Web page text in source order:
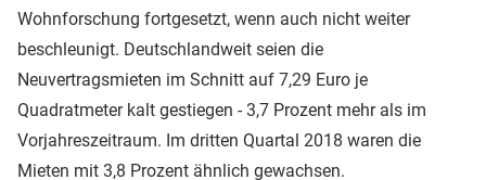
Wohnforschung fortgesetzt, wenn auch nicht weiter
beschleunigt. Deutschlandweit seien die
Neuvertragsmieten im Schnitt auf 7,29 Euro je
Quadratmeter kalt gestiegen - 3,7 Prozent mehr als im
Vorjahreszeitraum. Im dritten Quartal 2018 waren die
Mieten mit 3,8 Prozent ähnlich gewachsen.